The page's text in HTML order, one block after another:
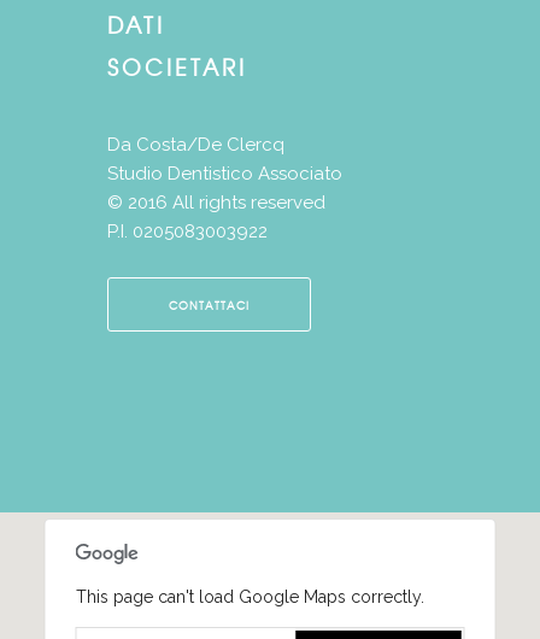
DATI
SOCIETARI
Da Costa/De Clercq
Studio Dentistico Associato
© 2016 All rights reserved
P.I. 0205083003922
CONTATTACI
This page can't load Google Maps correctly.